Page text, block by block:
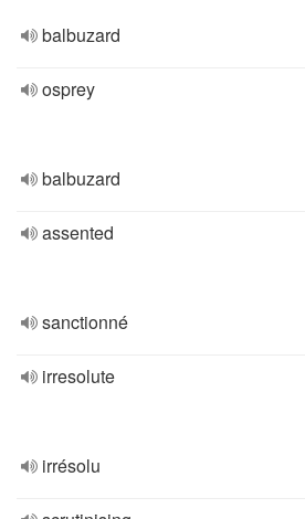
balbuzard
osprey
balbuzard
assented
sanctionné
irresolute
irrésolu